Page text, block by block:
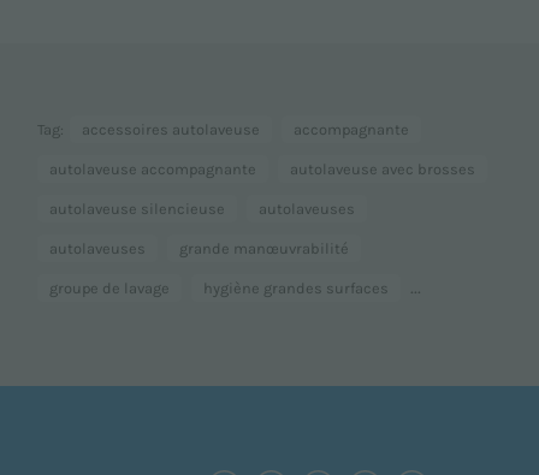
Tag: accessoires autolaveuse accompagnante
autolaveuse accompagnante autolaveuse avec brosses
autolaveuse silencieuse autolaveuses
autolaveuses grande manœuvrabilité
groupe de lavage hygiène grandes surfaces ...